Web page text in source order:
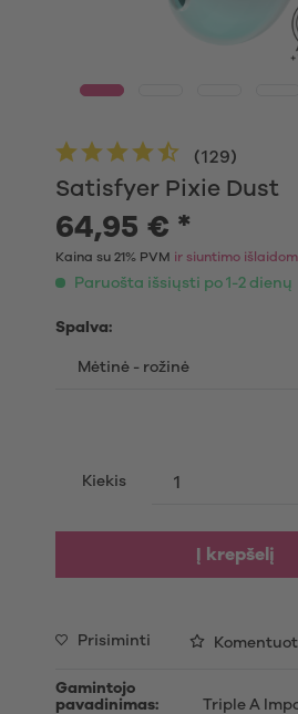
Satisfyer Pixie Dust
(129)
64,95 € *
Kaina su 21% PVM ir siuntimo
Paruošta išsiųsti po 1-2 dienų
Spalva:
Kiekis
Į krepšelį
Prisiminti
Gamintojo
pavadinimas:
Triple A